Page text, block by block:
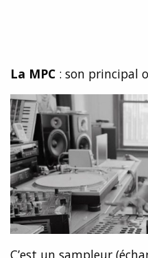
La MPC : son principal
C’est un sampleur